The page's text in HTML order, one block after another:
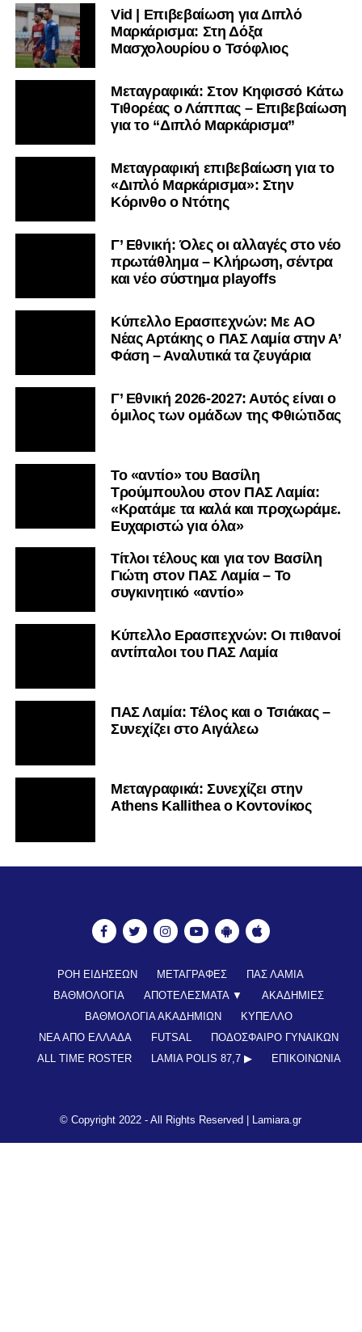
Vid | Επιβεβαίωση για Διπλό
Μαρκάρισμα: Στη Δόξα
Μασχολουρίου ο Τσόφλιος
Μεταγραφικά: Στον Κηφισσό Κάτω
Τιθορέας ο Λάππας – Επιβεβαίωση
για το “Διπλό Μαρκάρισμα”
Μεταγραφική επιβεβαίωση για το
«Διπλό Μαρκάρισμα»: Στην
Κόρινθο ο Ντότης
Γ’ Εθνική: Όλες οι αλλαγές στο νέο
πρωτάθλημα – Κλήρωση, σέντρα
και νέο σύστημα playoffs
Kύπελλο Ερασιτεχνών: Με AO
Nέας Αρτάκης ο ΠΑΣ Λαμία στην Α’
Φάση – Αναλυτικά τα ζευγάρια
Γ’ Εθνική 2026-2027: Αυτός είναι ο
όμιλος των ομάδων της Φθιώτιδας
Το «αντίο» του Βασίλη
Τρούμπουλου στον ΠΑΣ Λαμία:
«Κρατάμε τα καλά και προχωράμε.
Ευχαριστώ για όλα»
Τίτλοι τέλους και για τον Βασίλη
Γιώτη στον ΠΑΣ Λαμία – Το
συγκινητικό «αντίο»
Κύπελλο Ερασιτεχνών: Οι πιθανοί
αντίπαλοι του ΠΑΣ Λαμία
ΠΑΣ Λαμία: Τέλος και ο Τσιάκας –
Συνεχίζει στο Αιγάλεω
Mεταγραφικά: Συνεχίζει στην
Athens Kallithea ο Κοντονίκος
ΡΟΗ ΕΙΔΗΣΕΩΝ ΜΕΤΑΓΡΑΦΕΣ
ΠΑΣ ΛΑΜΙΑ
ΒΑΘΜΟΛΟΓΙΑ
ΑΠΟΤΕΛΕΣΜΑΤΑ ▼
ΑΚΑΔΗΜΙΕΣ
ΒΑΘΜΟΛΟΓΙΑ ΑΚΑΔΗΜΙΩΝ
ΚΥΠΕΛΛΟ
ΝΕΑ ΑΠΟ ΕΛΛΑΔΑ
FUTSAL
ΠΟΔΟΣΦΑΙΡΟ ΓΥΝΑΙΚΩΝ
ALL TIME ROSTER
LAMIA POLIS 87,7 ▶︎ ΕΠΙΚΟΙΝΩΝΊΑ
© Copyright 2022 - All Rights Reserved | Lamiara.gr